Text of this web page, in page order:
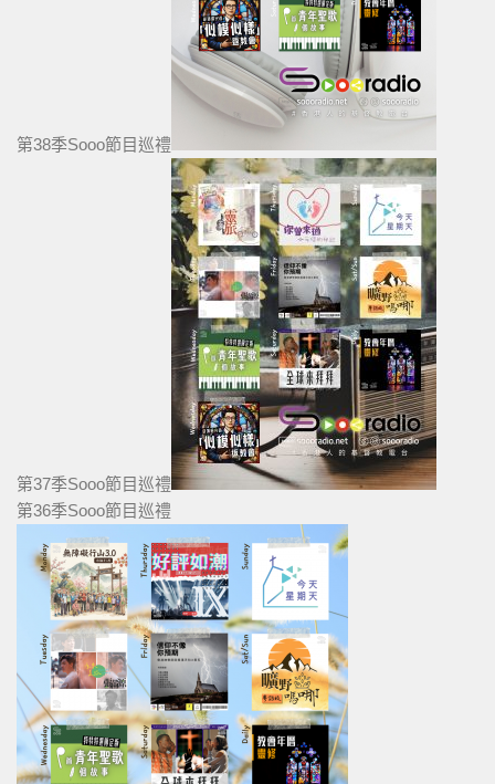
第38季Sooo節目巡禮
第37季Sooo節目巡禮
第36季Sooo節目巡禮